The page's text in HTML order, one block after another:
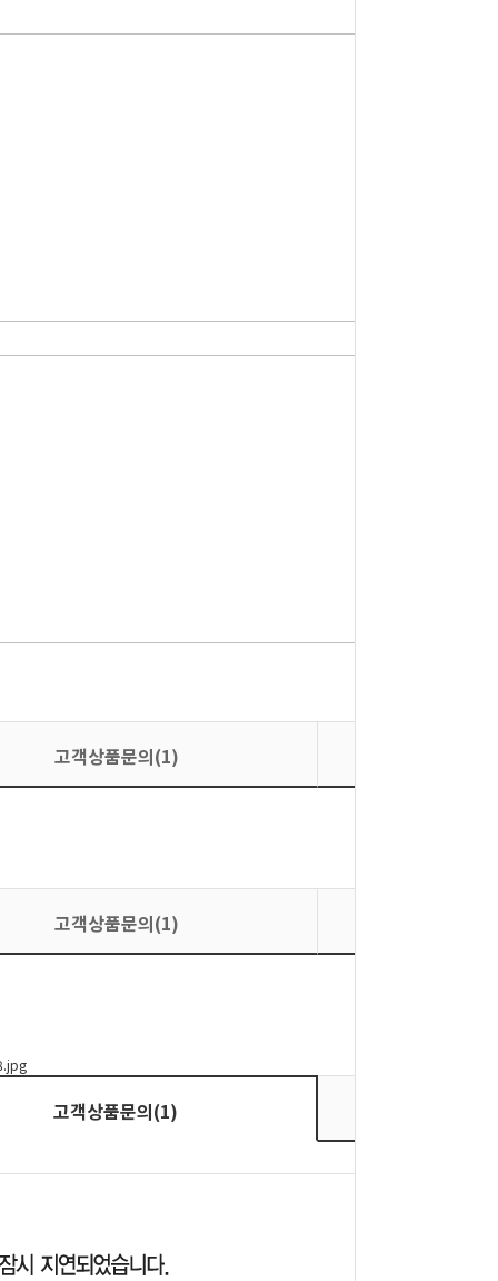
고객상품문의(1)
고객상품문의(1)
고객상품문의(1)